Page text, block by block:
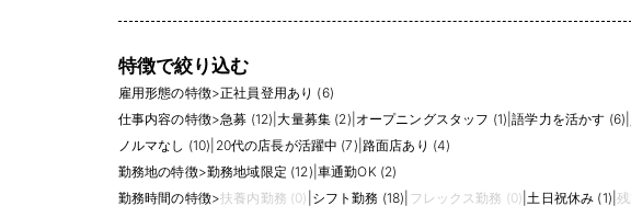
特徴で絞り込む
雇用形態の特徴>正社員登用あり (6)
仕事内容の特徴>急募 (12) |大量募集 (2) オープニングスタッフ (1) |語学力を活かす (6)
ノルマなし (10) 20代の店長が活躍中 (7) 路面店あり (4)
勤務地の特徴>勤務地域限定 (12) 車通勤OK (2)
勤務時間の特徴>扶養内勤務 (0) シフト勤務 (18) フレックス勤務 (0) |土日祝休み (1) |